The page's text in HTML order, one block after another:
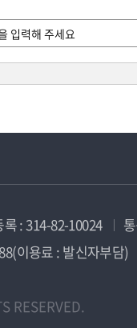
록 : 314-82-10024
이용료 : 발신자부담)
RESERVED.